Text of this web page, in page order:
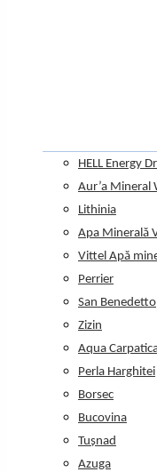
HELL Energy
Aur’a Mineral
Lithinia
Apa Minerală
Vittel Apă
Perrier
San Benedetto
Zizin
Aqua
Perla Harghitei
Borsec
Bucovina
Tușnad
Azuga